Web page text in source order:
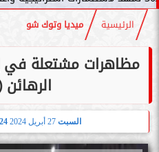
الرئيسية ميديا وتوك شو
مظاهرات مشتعلة في
السبت 27 أبريل 2024